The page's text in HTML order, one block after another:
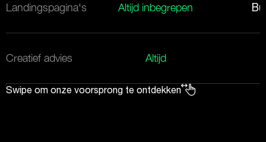
Landingspagina's Altijd inbegrepen
Creatief advies Altijd
Swipe om onze voorsprong te ontdekken